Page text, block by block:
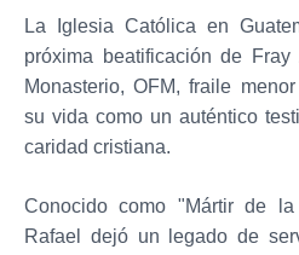
La Iglesia Católica en
próxima beatificación de
Monasterio, OFM, fraile
su vida como un auténtico
caridad cristiana.
Conocido como "Mártir de
Rafael dejó un legado de